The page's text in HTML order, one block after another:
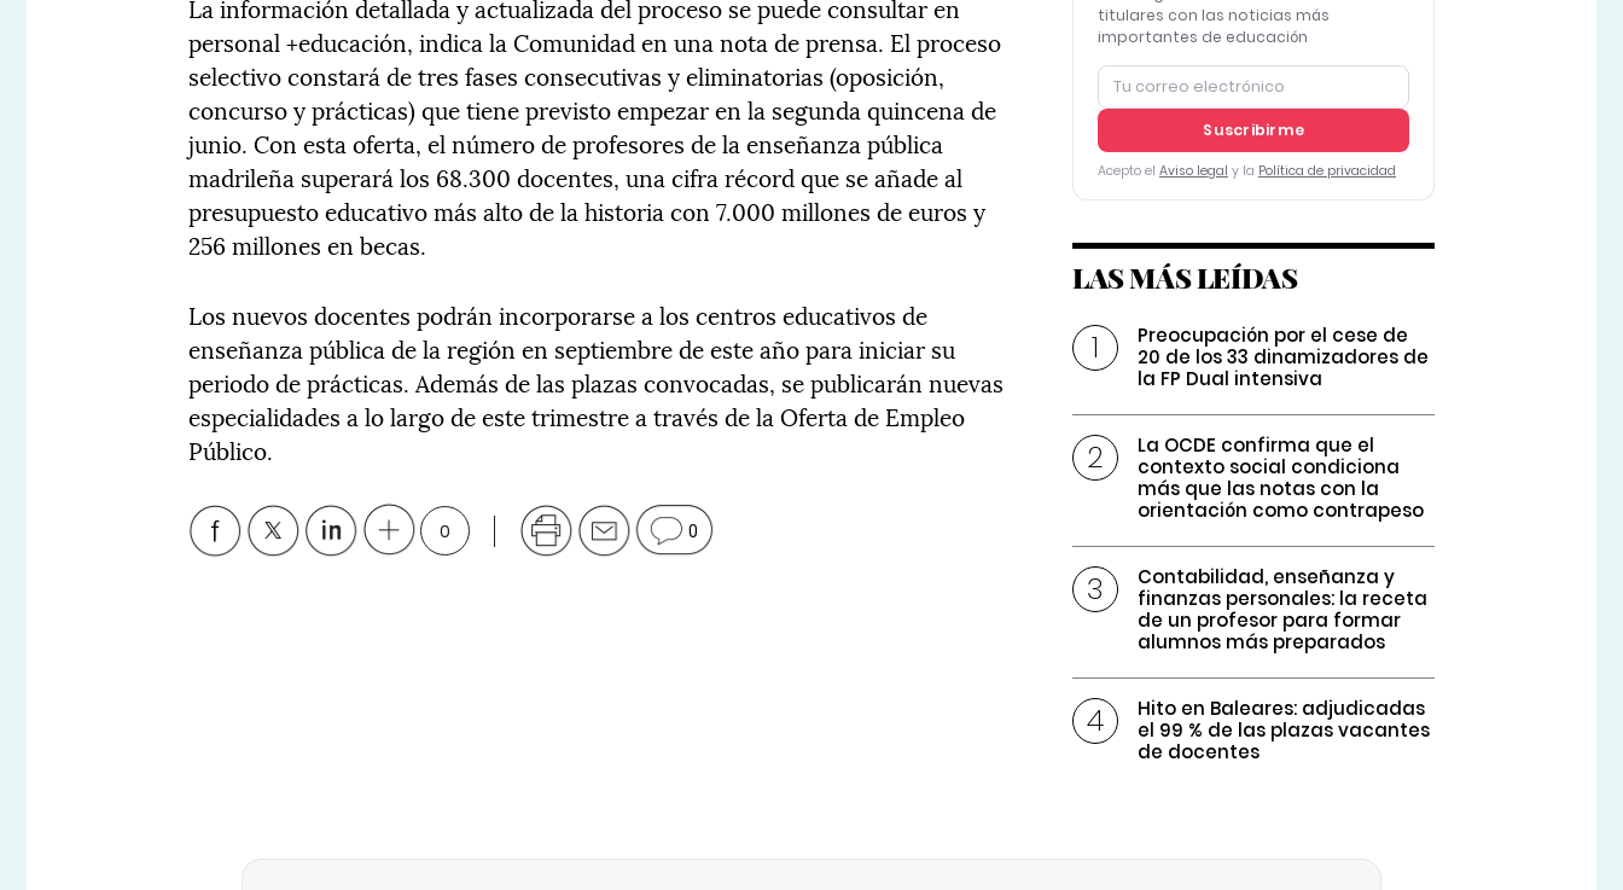
La información detallada y actualizada del proceso se puede consultar en
personal +educación, indica la Comunidad en una nota de prensa. El proceso
selectivo constará de tres fases consecutivas y eliminatorias (oposición,
concurso y prácticas) que tiene previsto empezar en la segunda quincena de
junio. Con esta oferta, el número de profesores de la enseñanza pública
madrileña superará los 68.300 docentes, una cifra récord que se añade al
presupuesto educativo más alto de la historia con 7.000 millones de euros y
256 millones en becas.
Los nuevos docentes podrán incorporarse a los centros educativos de
enseñanza pública de la región en septiembre de este año para iniciar su
periodo de prácticas. Además de las plazas convocadas, se publicarán nuevas
especialidades a lo largo de este trimestre a través de la Oferta de Empleo
Público.
0 0
titulares con las noticias más
importantes de educación
Suscribirme
Acepto el Aviso legal y la Política de privacidad
LAS MÁS LEÍDAS
Preocupación por el cese de
20 de los 33 dinamizadores de
la FP Dual intensiva
La OCDE confirma que el
contexto social condiciona
más que las notas con la
orientación como contrapeso
Contabilidad, enseñanza y
finanzas personales: la receta
de un profesor para formar
alumnos más preparados
Hito en Baleares: adjudicadas
el 99 % de las plazas vacantes
de docentes